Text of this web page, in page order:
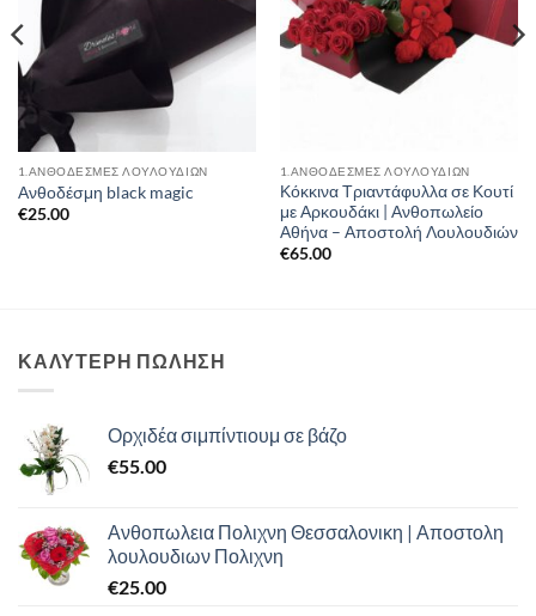
1.ΑΝΘΟΔΕΣΜΕΣ ΛΟΥΛΟΥΔΙΩΝ
Ανθοδέσμη black magic
€25.00
1.ΑΝΘΟΔΕΣΜΕΣ ΛΟΥΛΟΥΔΙΩΝ
Κόκκινα Τριαντάφυλλα σε Κουτί
με Αρκουδάκι | Ανθοπωλείο
Αθήνα – Αποστολή Λουλουδιών
€65.00
ΚΑΛΥΤΕΡΗ ΠΩΛΗΣΗ
Ορχιδέα σιμπίντιουμ σε βάζο
€55.00
Ανθοπωλεια Πολιχνη Θεσσαλονικη | Αποστολη
λουλουδιων Πολιχνη
€25.00